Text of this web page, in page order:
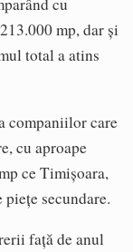
cu
mp, dar și
total a atins
companiilor care
cu aproape
ce Timișoara,
secundare.
față de anul